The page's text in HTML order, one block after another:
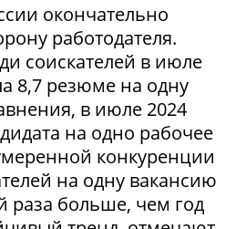
окончательно
работодателя.
соискателей в июле
8,7 резюме на одну
в июле 2024
на одно рабочее
конкуренции
на одну вакансию
раза больше, чем год